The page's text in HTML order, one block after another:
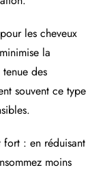
les cheveux
la
des
souvent ce type
fort : en réduisant
moins